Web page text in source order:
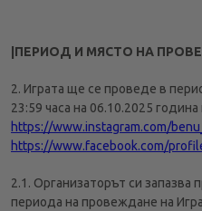
|ПЕРИОД И МЯСТО НА
2. Играта ще се проведе в
23:59 часа на 06.10.2025 година
https://www.instagram.com/
https://www.facebook.com/
2.1. Организаторът си
периода на провеждане на